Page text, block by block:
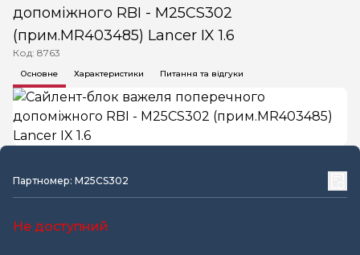
допоміжного RBI - M25CS302
(прим.MR403485) Lancer IX 1.6
Код: 8763
Основне Характеристики Питання та відгуки
Партномер: M25CS302
Не доступний